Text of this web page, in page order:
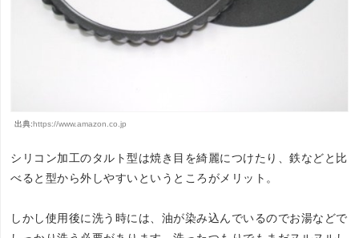
出典:https://www.amazon.co.jp
シリコン加工のタルト型は焼き目を綺麗につけたり、鉄などと比
べると型から外しやすいというところがメリット。
しかし使用後に洗う時には、油が染み込んでいるのでお湯などで